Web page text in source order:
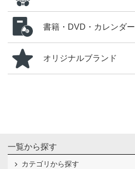
書籍・DVD・カレンダー
オリジナルブランド
一覧から探す
カテゴリから探す